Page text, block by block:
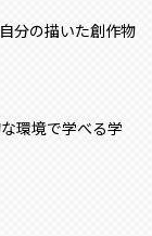
分の描いた創作物
環境で学べる学